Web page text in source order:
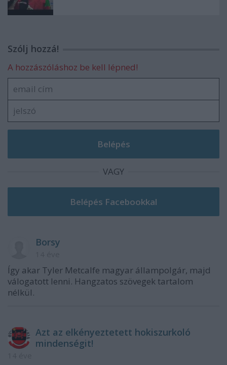
Szólj hozzá!
A hozzászóláshoz be kell lépned!
VAGY
Borsy
Így akar Tyler Metcalfe magyar állampolgár, majd
válogatott lenni. Hangzatos szövegek tartalom
nélkül.
Azt az elkényeztetett hokiszurkoló
mindenségit!